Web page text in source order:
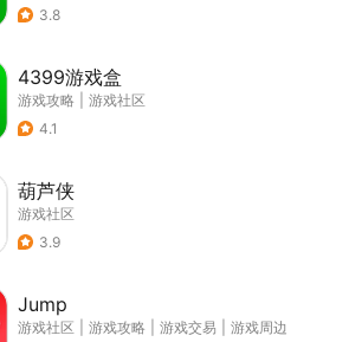
3.8
4399游戏盒
游戏攻略
游戏社区
4.1
葫芦侠
游戏社区
3.9
Jump
游戏社区 游戏攻略 游戏交易
游戏周边